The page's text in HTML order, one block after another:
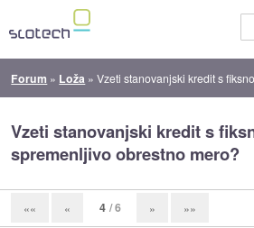
Forum » Loža »Vzeti stanovanjski kredit s fiksno
Vzeti stanovanjski kredit s
spremenljivo obrestno mero?
«« « 4 / 6 » »»